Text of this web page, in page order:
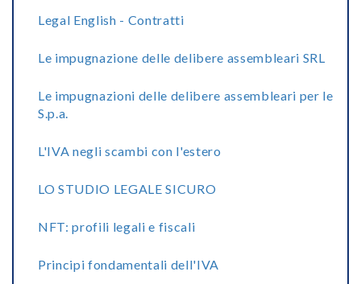
Legal English - Contratti
Le impugnazione delle delibere assembleari SRL
Le impugnazioni delle delibere assembleari per le
S.p.a.
L'IVA negli scambi con l'estero
LO STUDIO LEGALE SICURO
NFT: profili legali e fiscali
Principi fondamentali dell'IVA